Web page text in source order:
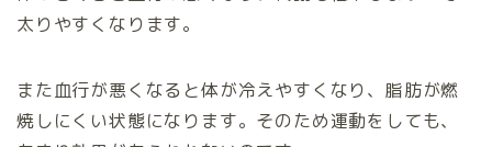
太りやすくなります。
また血行が悪くなると体が冷えやすくなり、脂肪が燃
焼しにくい状態になります。そのため運動をしても、